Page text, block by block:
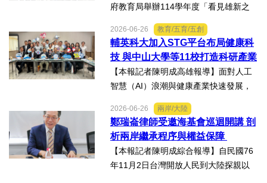
府教育局舉辦114學年度「看見雄新之
科建教僑生專班學生囊括高中職組前三
名。李昱平校長表示，來自泰國、印尼
及越南僑生，以異國的獨特視...
2026-06-26 教育/五育/五創
輔英科大加入STG平台布局健康科
技 與中山大學等11校打造科研產業
生態圈
【本報記者陳明成高雄報導】面對人工
智慧（AI）浪潮與健康產業快速發展，
灣科研產業化平台」，再擴大跨校科研
合作版圖，與輔英科技大學簽署合作備
忘錄（MOU），並共同為「廠...
2026-06-26 兩岸/大陸
鄭瑞崙律師受邀海基會巡迴開講 剖
析兩岸繼承程序與權益保障
【本報記者陳明成綜合報導】自民國76
年11月2日台灣開放人民到大陸探親以